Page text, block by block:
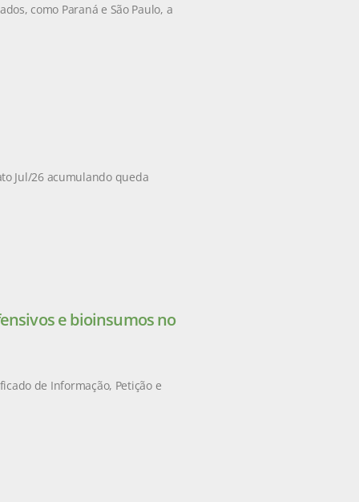
como Paraná e São Paulo, a
Jul/26 acumulando queda
e bioinsumos no
de Informação, Petição e